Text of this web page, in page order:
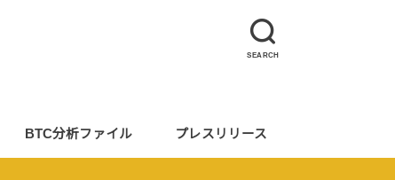
SEARCH
BTC分析ファイル プレスリリース